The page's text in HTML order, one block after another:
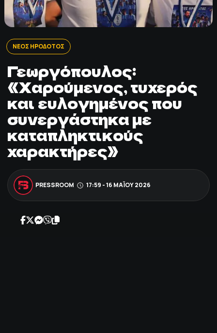
Β2 ΕΠΣΗ
ΠΟΔΟΣΦΑΙΡΟ
ΑΛΛΑ ΣΠΟΡ
PRIME ZONE
ΕΠΙΚΑΙΡΟΤΗΤΑ
ΠΡΟΓΡΑΜΜΑ
ΒΑΘΜΟΛΟΓΙΕΣ
ΝΕΟΣ ΗΡΟΔΟΤΟΣ
Γεωργόπουλος:
«Χαρούμενος, τυχερός
και ευλογημένος που
συνεργάστηκα με
καταπληκτικούς
χαρακτήρες»
PRESSROOM 17:59 - 16 ΜΑΪ́ΟΥ 2026